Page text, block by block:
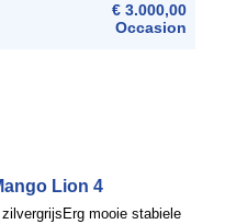
€ 3.000,00
Occasion
Lion 4
mooie stabiele